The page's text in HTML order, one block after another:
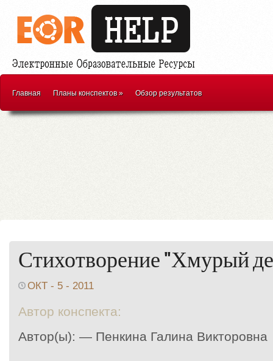
Главная Планы конспектов» Обзор результатов
Стихотворение "Хмурый
ОКТ - 5 - 2011
Автор конспекта:
Автор(ы): — Пенкина Галина Викторовна